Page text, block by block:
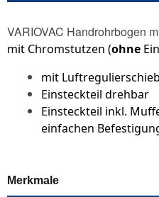
VARIOVAC Handrohrbogen
mit Chromstutzen (ohne
mit
Einsteckteil drehbar
Einsteckteil inkl.
einfachen
Merkmale